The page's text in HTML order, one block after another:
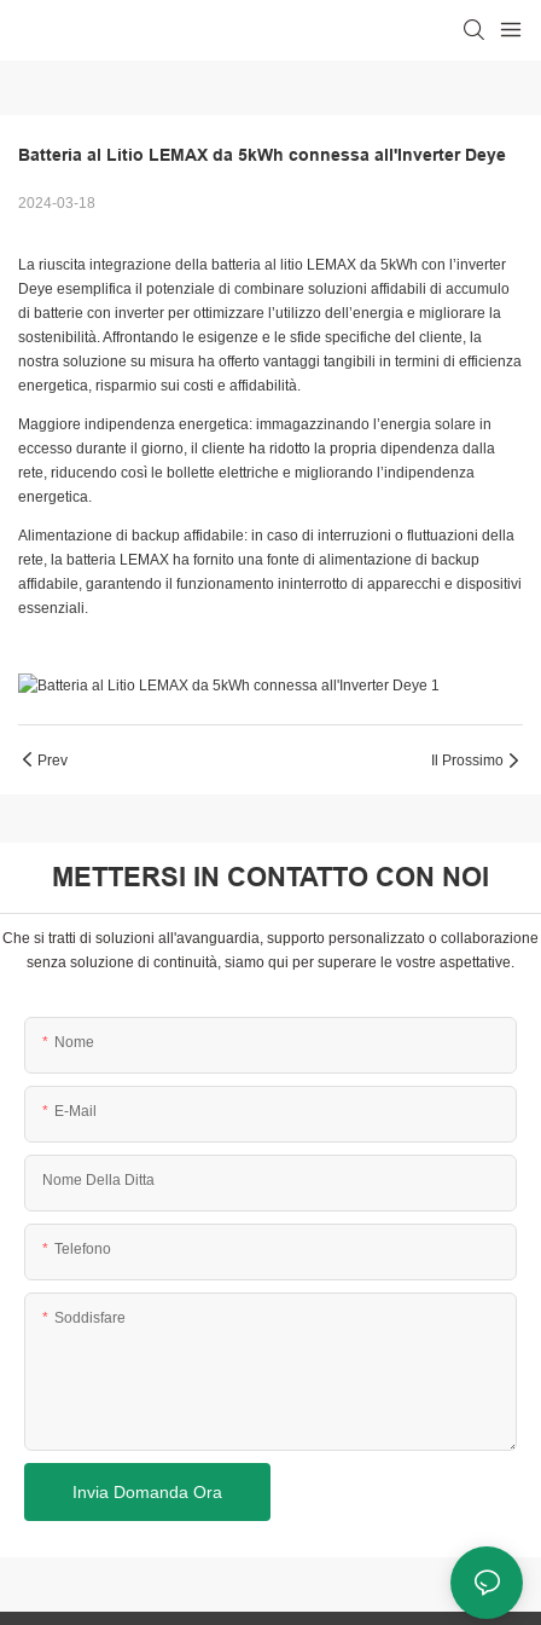
Batteria al Litio LEMAX da 5kWh connessa all'Inverter Deye
2024-03-18
La riuscita integrazione della batteria al litio LEMAX da 5kWh con l’inverter
Deye esemplifica il potenziale di combinare soluzioni affidabili di accumulo
di batterie con inverter per ottimizzare l’utilizzo dell’energia e migliorare la
sostenibilità. Affrontando le esigenze e le sfide specifiche del cliente, la
nostra soluzione su misura ha offerto vantaggi tangibili in termini di efficienza
energetica, risparmio sui costi e affidabilità.
Maggiore indipendenza energetica: immagazzinando l’energia solare in
eccesso durante il giorno, il cliente ha ridotto la propria dipendenza dalla
rete, riducendo così le bollette elettriche e migliorando l’indipendenza
energetica.
Alimentazione di backup affidabile: in caso di interruzioni o fluttuazioni della
rete, la batteria LEMAX ha fornito una fonte di alimentazione di backup
affidabile, garantendo il funzionamento ininterrotto di apparecchi e dispositivi
essenziali.
Prev Il Prossimo
METTERSI IN CONTATTO CON NOI
Che si tratti di soluzioni all'avanguardia, supporto personalizzato o collaborazione
senza soluzione di continuità, siamo qui per superare le vostre aspettative.
Nome
E-Mail
Nome Della Ditta
Telefono
Soddisfare
Invia Domanda Ora